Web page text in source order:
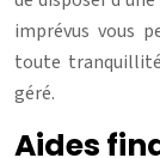
imprévus vous
toute
géré.
Aides